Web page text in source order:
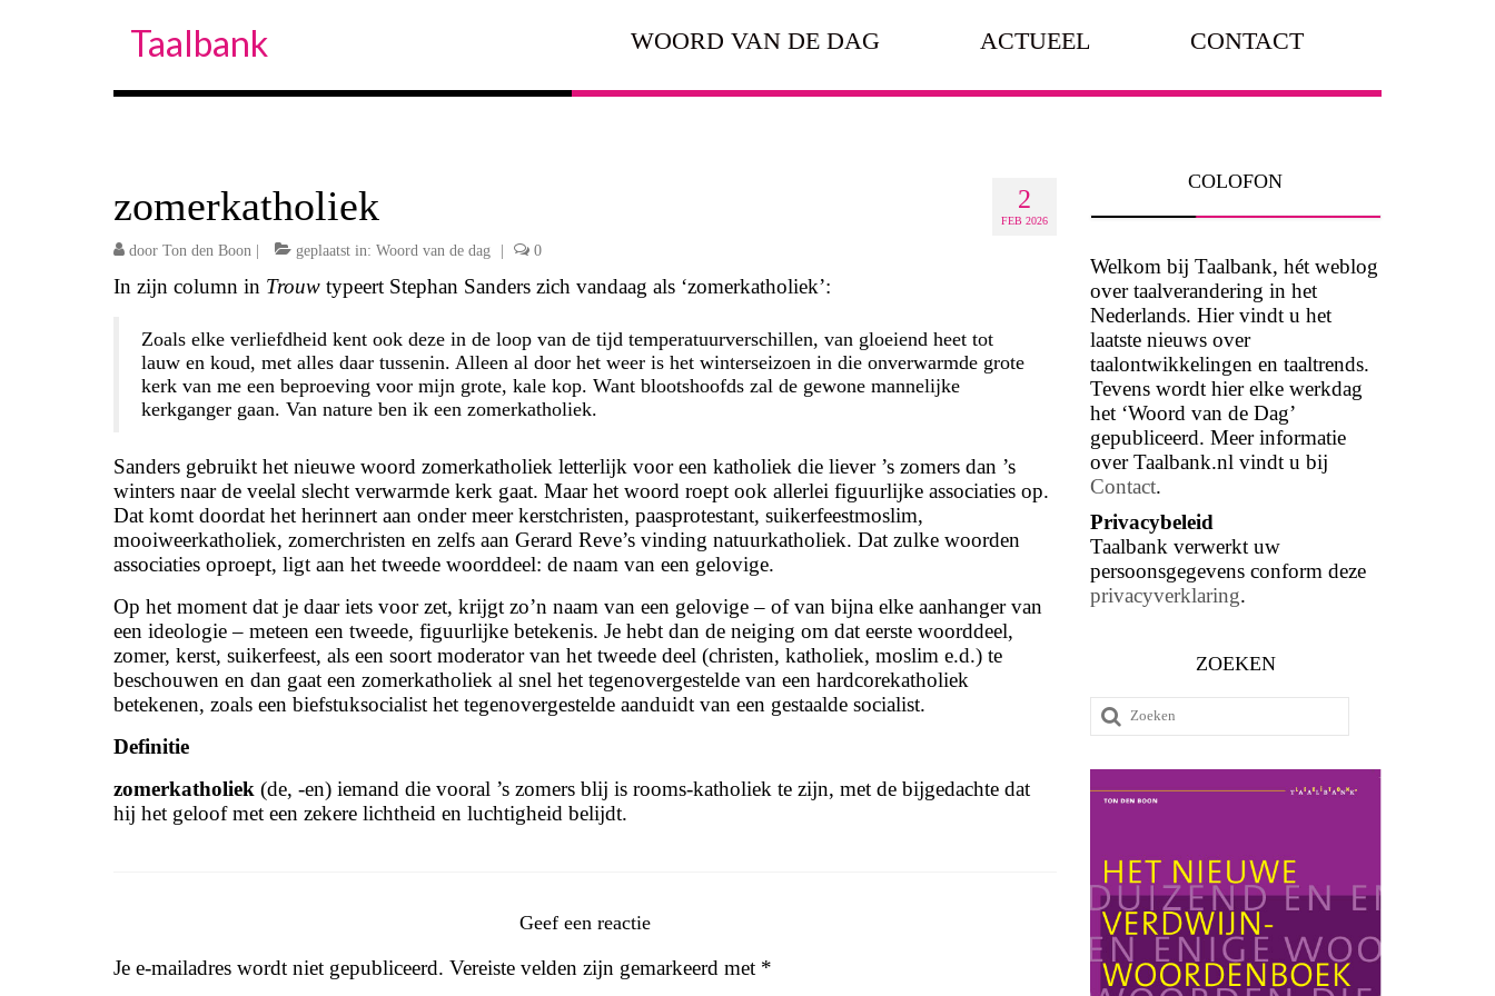
Taalbank WOORD VAN DE DAG ACTUEEL CONTACT
2
FEB 2026
zomerkatholiek
door Ton den Boon geplaatst in: Woord van de dag 0
In zijn column in Trouw typeert Stephan Sanders zich vandaag als ‘zomerkatholiek’:
Zoals elke verliefdheid kent ook deze in de loop van de tijd temperatuurverschillen, van gloeiend heet tot
lauw en koud, met alles daar tussenin. Alleen al door het weer is het winterseizoen in die onverwarmde grote
kerk van me een beproeving voor mijn grote, kale kop. Want blootshoofds zal de gewone mannelijke
kerkganger gaan. Van nature ben ik een zomerkatholiek.
Sanders gebruikt het nieuwe woord zomerkatholiek letterlijk voor een katholiek die liever ’s zomers dan ’s
winters naar de veelal slecht verwarmde kerk gaat. Maar het woord roept ook allerlei figuurlijke associaties op.
Dat komt doordat het herinnert aan onder meer kerstchristen, paasprotestant, suikerfeestmoslim,
mooiweerkatholiek, zomerchristen en zelfs aan Gerard Reve’s vinding natuurkatholiek. Dat zulke woorden
associaties oproept, ligt aan het tweede woorddeel: de naam van een gelovige.
Op het moment dat je daar iets voor zet, krijgt zo’n naam van een gelovige – of van bijna elke aanhanger van
een ideologie – meteen een tweede, figuurlijke betekenis. Je hebt dan de neiging om dat eerste woorddeel,
zomer, kerst, suikerfeest, als een soort moderator van het tweede deel (christen, katholiek, moslim e.d.) te
beschouwen en dan gaat een zomerkatholiek al snel het tegenovergestelde van een hardcorekatholiek
betekenen, zoals een biefstuksocialist het tegenovergestelde aanduidt van een gestaalde socialist.
Definitie
zomerkatholiek (de, -en) iemand die vooral ’s zomers blij is rooms-katholiek te zijn, met de bijgedachte dat
hij het geloof met een zekere lichtheid en luchtigheid belijdt.
Geef een reactie
Je e-mailadres wordt niet gepubliceerd. Vereiste velden zijn gemarkeerd met *
COLOFON
Welkom bij Taalbank, hét weblog
over taalverandering in het
Nederlands. Hier vindt u het
laatste nieuws over
taalontwikkelingen en taaltrends.
Tevens wordt hier elke werkdag
het ‘Woord van de Dag’
gepubliceerd. Meer informatie
over Taalbank.nl vindt u bij
Contact.
Privacybeleid
Taalbank verwerkt uw
persoonsgegevens conform deze
privacyverklaring.
ZOEKEN
Zoeken
naar: